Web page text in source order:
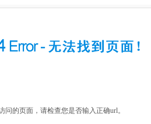
问的页面，请检查您是否输入正确url。